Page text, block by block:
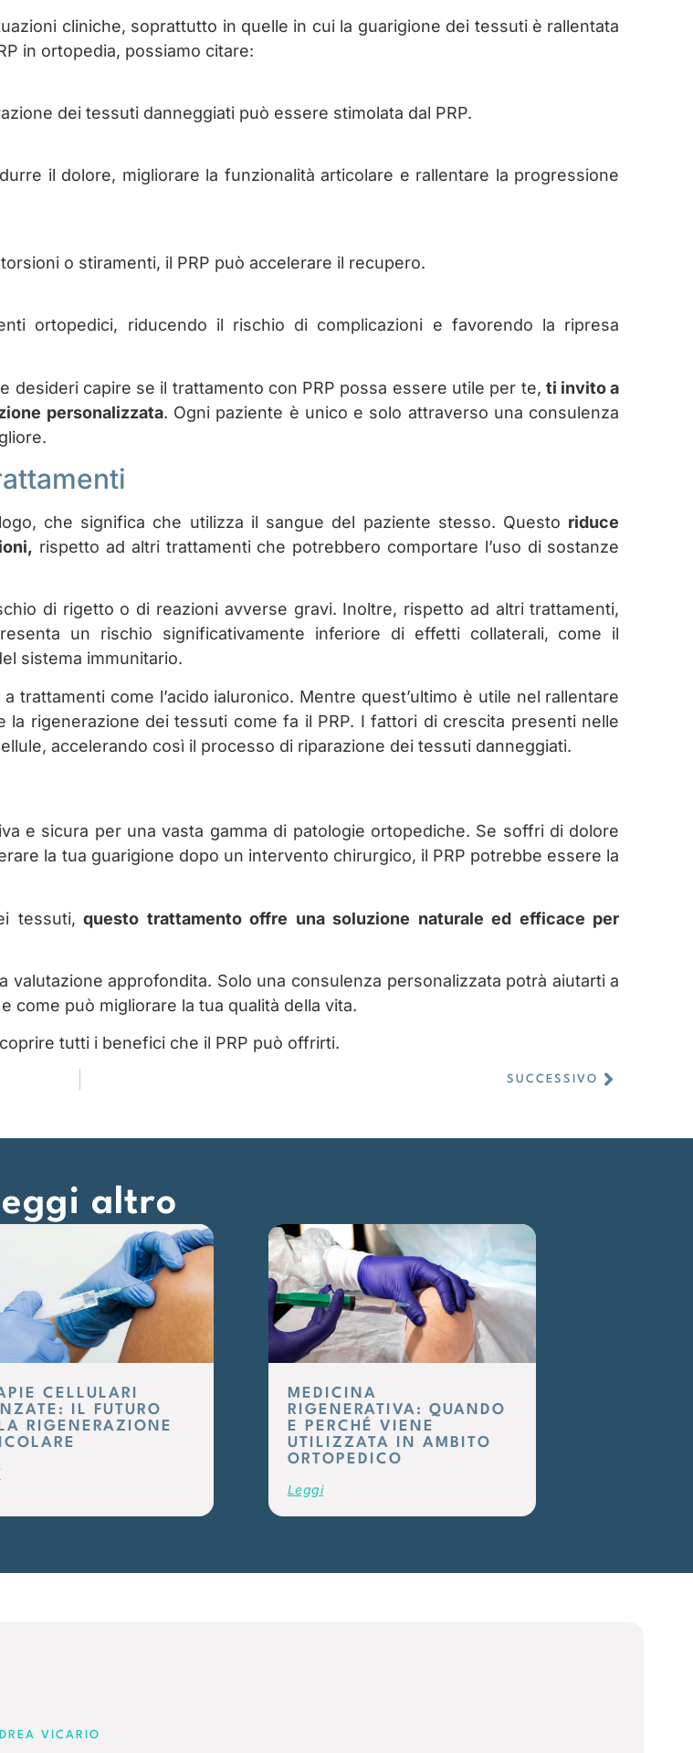
cliniche, soprattutto in quelle in cui la guarigione dei tessuti è rallentata
in ortopedia, possiamo citare:
dei tessuti danneggiati può essere stimolata dal PRP.
il dolore, migliorare la funzionalità articolare e rallentare la progressione
o stiramenti, il PRP può accelerare il recupero.
ortopedici, riducendo il rischio di complicazioni e favorendo la ripresa
capire se il trattamento con PRP possa essere utile per te, ti invito a
personalizzata. Ogni paziente è unico e solo attraverso una consulenza
che significa che utilizza il sangue del paziente stesso. Questo riduce
rispetto ad altri trattamenti che potrebbero comportare l’uso di sostanze
di rigetto o di reazioni avverse gravi. Inoltre, rispetto ad altri trattamenti,
un rischio significativamente inferiore di effetti collaterali, come il
sistema immunitario.
trattamenti come l’acido ialuronico. Mentre quest’ultimo è utile nel rallentare
la rigenerazione dei tessuti come fa il PRP. I fattori di crescita presenti nelle
accelerando così il processo di riparazione dei tessuti danneggiati.
e sicura per una vasta gamma di patologie ortopediche. Se soffri di dolore
la tua guarigione dopo un intervento chirurgico, il PRP potrebbe essere la
tessuti, questo trattamento offre una soluzione naturale ed efficace per
approfondita. Solo una consulenza personalizzata potrà aiutarti a
come può migliorare la tua qualità della vita.
tutti i benefici che il PRP può offrirti.
SUCCESSIVO
altro
CELLULARI
IL FUTURO
RIGENERAZIONE
MEDICINA
RIGENERATIVA: QUANDO
E PERCHÉ VIENE
UTILIZZATA IN AMBITO
ORTOPEDICO
Leggi
VICARIO